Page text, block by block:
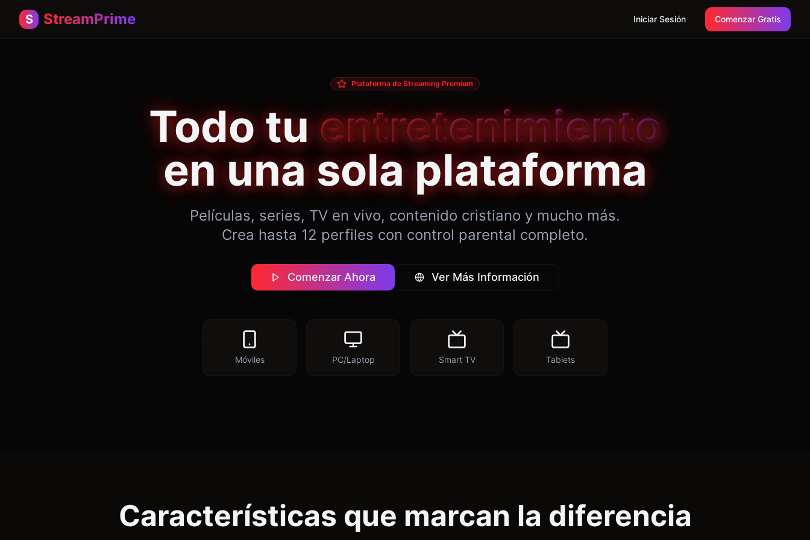
S StreamPrime Iniciar Sesión Comenzar Gratis
Plataforma de Streaming Premium
Todo tuentretenimiento
en una sola plataforma
Películas, series, TV en vivo, contenido cristiano y mucho más.
Crea hasta 12 perfiles con control parental completo.
Comenzar Ahora Ver Más Información
Móviles PC/Laptop Smart TV Tablets
Características que marcan la diferencia